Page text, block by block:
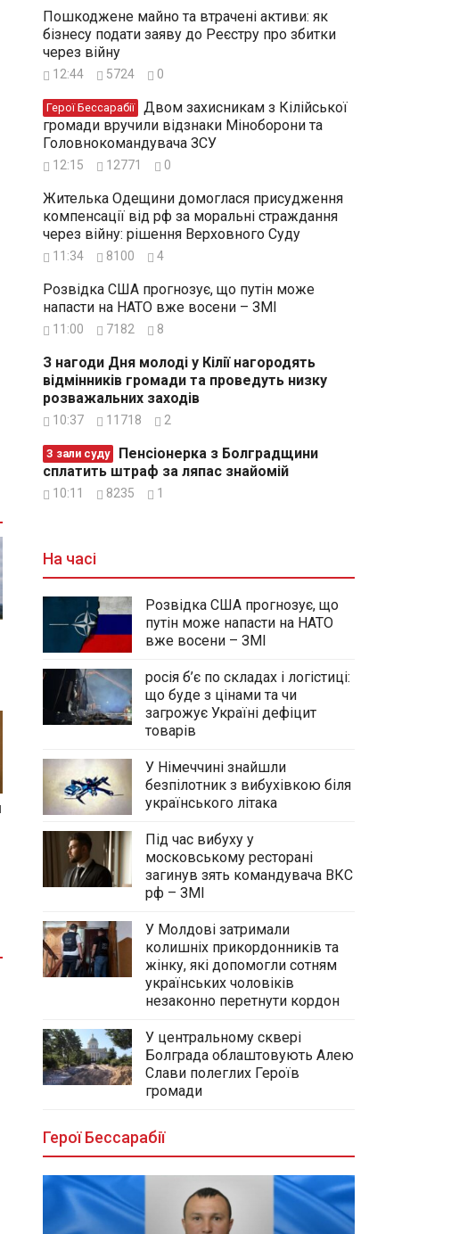
Пошкоджене майно та втрачені активи: як
бізнесу подати заяву до Реєстру про збитки
через війну
12:44 5724 0
Герої Бессарабії
громади вручили відзнаки Міноборони та
Головнокомандувача ЗСУ
12:15 12771 0
Жителька Одещини домоглася присудження
компенсації від рф за моральні страждання
через війну: рішення Верховного Суду
11:34 8100 4
Розвідка США прогнозує, що путін може
напасти на НАТО вже восени – ЗМІ
11:00 7182 8
З нагоди Дня молоді у Кілії нагородять
відмінників громади та проведуть низку
розважальних заходів
10:37 11718 2
З зали суду
сплатить штраф за ляпас знайомій
10:11 8235 1
На часі
Розвідка США прогнозує, що
путін може напасти на НАТО
вже восени – ЗМІ
росія б’є по складах і логістиці:
що буде з цінами та чи
загрожує Україні дефіцит
товарів
У Німеччині знайшли
безпілотник з вибухівкою біля
українського літака
Під час вибуху у
московському ресторані
загинув зять командувача ВКС
рф – ЗМІ
У Молдові затримали
колишніх прикордонників та
жінку, які допомогли сотням
українських чоловіків
незаконно перетнути кордон
У центральному сквері
Болграда облаштовують Алею
Слави полеглих Героїв
громади
Герої Бессарабії